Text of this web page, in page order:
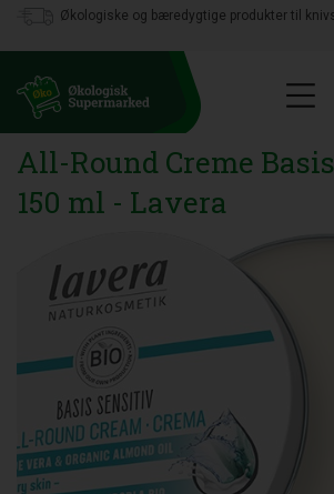
Økologiske og bæredygtige produkter til
All-Round Creme
150 ml - Lavera